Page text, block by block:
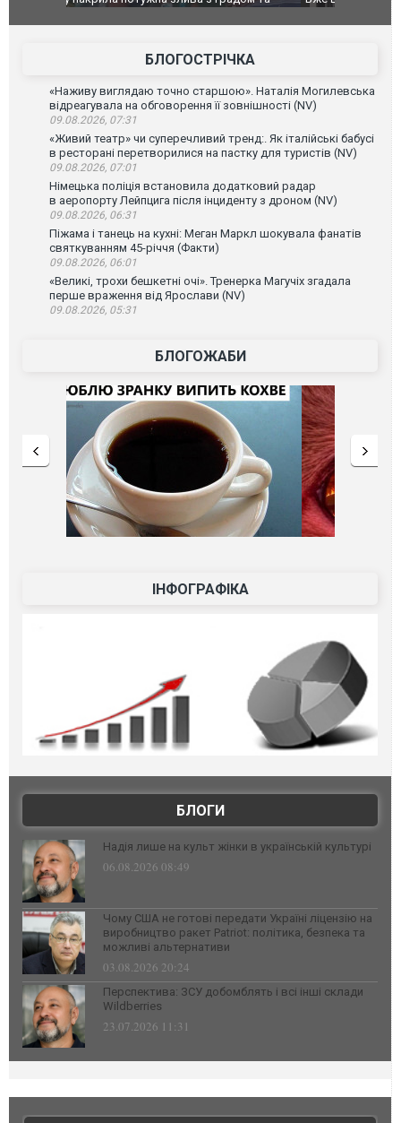
фільму
БЛОГОСТРІЧКА
«Наживу виглядаю точно старшою». Наталія Могилевська
відреагувала на обговорення її зовнішності (NV)
09.08.2026, 07:31
«Живий театр» чи суперечливий тренд:. Як італійські бабусі
в ресторані перетворилися на пастку для туристів (NV)
09.08.2026, 07:01
Німецька поліція встановила додатковий радар
в аеропорту Лейпцига після інциденту з дроном (NV)
09.08.2026, 06:31
Піжама і танець на кухні: Меган Маркл шокувала фанатів
святкуванням 45-річчя (Факти)
09.08.2026, 06:01
«Великі, трохи бешкетні очі». Тренерка Магучіх згадала
перше враження від Ярослави (NV)
09.08.2026, 05:31
БЛОГОЖАБИ
ІНФОГРАФІКА
БЛОГИ
Надія лише на культ жінки в українській культурі
06.08.2026 08:49
Чому США не готові передати Україні ліцензію на
виробництво ракет Patriot: політика, безпека та
можливі альтернативи
03.08.2026 20:24
Перспектива: ЗСУ добомблять і всі інші склади
Wildberries
23.07.2026 11:31